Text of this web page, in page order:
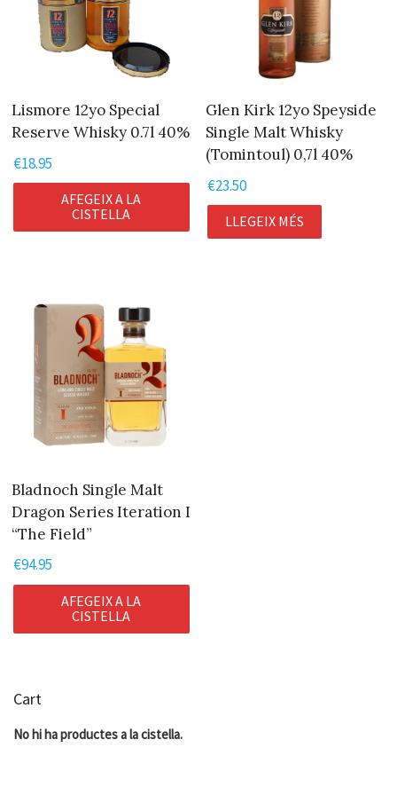
Lismore 12yo Special
Reserve Whisky 0.7l 40%
€18.95
AFEGEIX A LA
CISTELLA
Glen Kirk 12yo Speyside
Single Malt Whisky
(Tomintoul) 0,7l 40%
€23.50
LLEGEIX MÉS
Bladnoch Single Malt
Dragon Series Iteration I
“The Field”
€94.95
AFEGEIX A LA
CISTELLA
Cart
No hi ha productes a la cistella.